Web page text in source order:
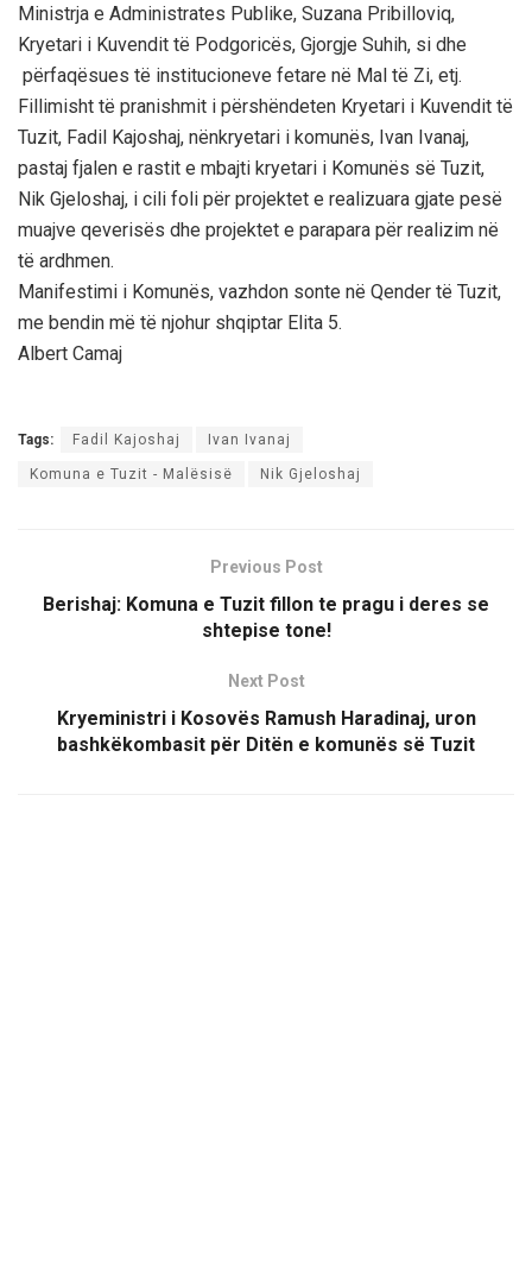
Ministrja e Administrates Publike, Suzana Pribilloviq,
Kryetari i Kuvendit të Podgoricës, Gjorgje Suhih, si dhe
përfaqësues të institucioneve fetare në Mal të Zi, etj.
Fillimisht të pranishmit i përshëndeten Kryetari i Kuvendit të
Tuzit, Fadil Kajoshaj, nënkryetari i komunës, Ivan Ivanaj,
pastaj fjalen e rastit e mbajti kryetari i Komunës së Tuzit,
Nik Gjeloshaj, i cili foli për projektet e realizuara gjate pesë
muajve qeverisës dhe projektet e parapara për realizim në
të ardhmen.
Manifestimi i Komunës, vazhdon sonte në Qender të Tuzit,
me bendin më të njohur shqiptar Elita 5.
Albert Camaj
Tags: Fadil Kajoshaj Ivan Ivanaj
Komuna e Tuzit - Malësisë Nik Gjeloshaj
Previous Post
Berishaj: Komuna e Tuzit fillon te pragu i deres se
shtepise tone!
Next Post
Kryeministri i Kosovës Ramush Haradinaj, uron
bashkëkombasit për Ditën e komunës së Tuzit